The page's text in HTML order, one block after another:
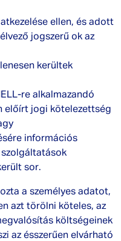
ellen, és adott
jogszerű ok az
kerültek
re alkalmazandó
előírt jogi kötelezettség
információs
sor.
a személyes adatot,
azt törölni köteles, az
költségeinek
az ésszerűen elvárható